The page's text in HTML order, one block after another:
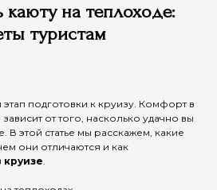
каюту на теплоходе:
туристам
подготовки к круизу. Комфорт в
от того, насколько удачно вы
этой статье мы расскажем, какие
они отличаются и как
.